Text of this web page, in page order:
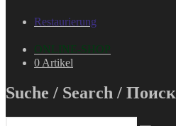
Restaurierung
ONLINE-SHOP
0 Artikel
Suche / Search / Поиск